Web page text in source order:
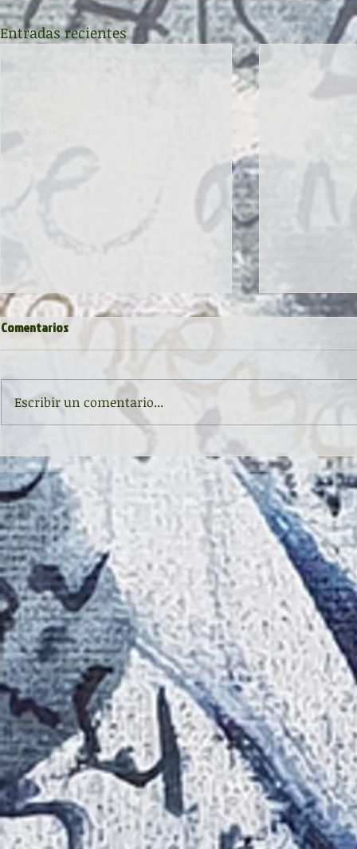
Entradas recientes
'Raigambre', de Agustín García y
Aurelio González Ovies
RELATO Y
GONZÁLEZ
Comentarios
Escribir un comentario...